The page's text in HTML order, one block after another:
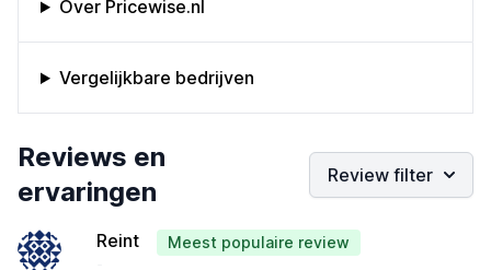
Over Pricewise.nl
Vergelijkbare bedrijven
Bedrijfs reviews
Reviews en
ervaringen
Review filter
Reint Meest populaire review